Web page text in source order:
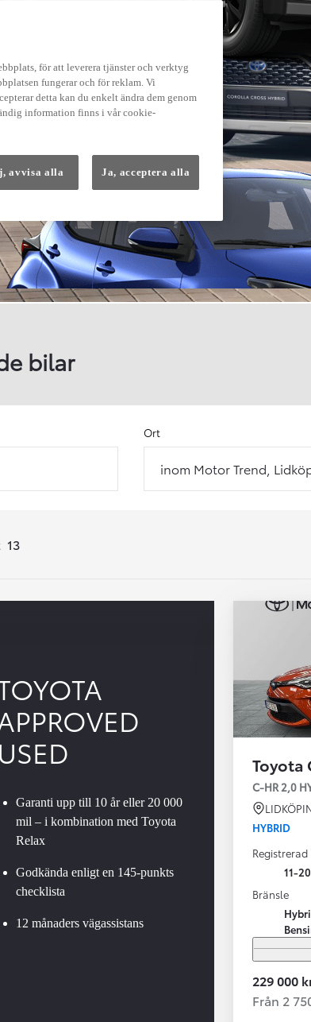
Från 569 900 kr
Från 3 958 kr/mån
HYBRID
Corolla
HYBRID
Från 324 900 kr
Från 3 194 kr/mån
Toyota C-HR
bilar
Ort
inom Motor Trend,
13
USED
Garanti upp till 10 år eller 20 000
mil – i kombination med Toyota
Relax
Godkända enligt en 145-punkts
checklista
12 månaders vägassistans
Toyota
C-HR 2,0
HYBRID
Registrerad
11-
Bränsle
229 000
Från 2
för att leverera tjänster och verktyg
fungerar och för reklam. Vi
detta kan du enkelt ändra dem genom
information finns i vår cookie-
avvisa alla Ja, acceptera alla